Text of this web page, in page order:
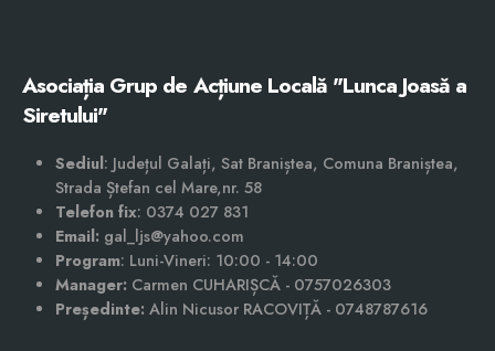
Asociația Grup de Acțiune Locală "Lunca Joasă a
Siretului"
Sediul: Județul Galați, Sat Braniștea, Comuna Braniștea,
Strada Ștefan cel Mare,nr. 58
Telefon fix: 0374 027 831
Email: gal_ljs@yahoo.com
Program: Luni-Vineri: 10:00 - 14:00
Manager: Carmen CUHARIȘCĂ - 0757026303
Președinte: Alin Nicusor RACOVIȚĂ - 0748787616